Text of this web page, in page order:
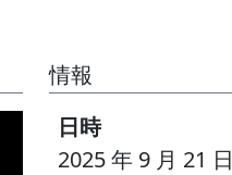
情報
日時
2025 年 9 月 21 日